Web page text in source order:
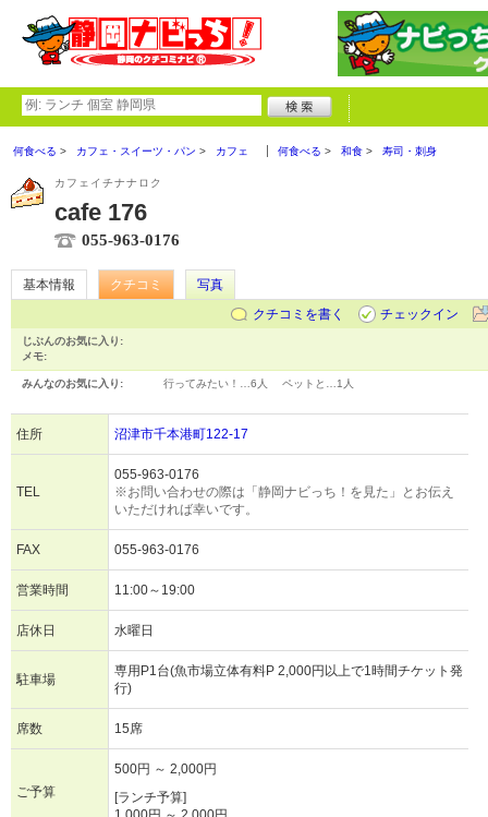
何食べる カフェ・スイーツ・パン カフェ 何食べる 和食 寿司・刺身
カフェイチナナロク
cafe 176
055-963-0176
基本情報 クチコミ
写真
クチコミを書く
チェックイン
じぶんのお気に入り:
メモ:
みんなのお気に入り: 行ってみたい！… 6人 ペットと… 1人
住所 沼津市千本港町122-17
TEL
055-963-0176
※お問い合わせの際は「静岡ナビっち！を見た」とお伝え
いただければ幸いです。
FAX 055-963-0176
営業時間 11:00～19:00
店休日 水曜日
駐車場
専用P1台(魚市場立体有料P 2,000円以上で1時間チケット発
行)
席数 15席
ご予算
500円 ～ 2,000円
[ランチ予算]